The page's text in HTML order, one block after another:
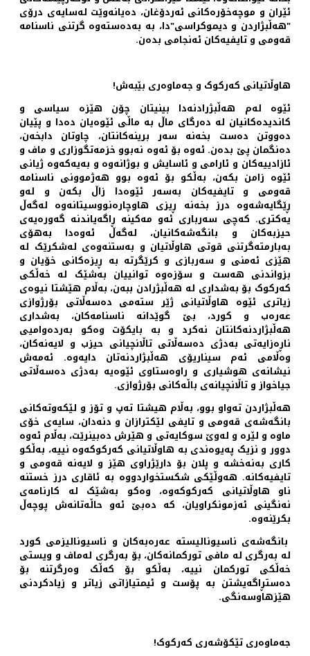
ئێران و موچەخۆرەکانی ئەردۆغان، دەیانەوێت لەسایەی درۆی
"هەڵبژاردن و دیموکراسی"دا، بە بەدەستەوە گرتنی ناسنامە
قەومی و تایفیەکان ئەنجامی بدەن.
هاوڵاتیانی کەرکوک و جەماوەری بێبەش!
ئێوه‌ لەم هەڵبژرادنەدا بینیتان چۆن هێزە سیاسی و
کاندیده‌کانیان لە دەرگای ماڵ بە ماڵی ئێوه‌یان دەدا و پێیان
دەووتن دەست بخەنە سەر برینەکانتان، چاوتان دابخەن،
دەنگمان پێ بدەن. ئەوە بۆ ئەوە نەبوو خزمەتگوزاری و ماف و
ئازادییەکان و ئارامی و ئاسایش و بوژانەوە و بەیەکەوە ژیانی
ئێوه‌ زامن بکەن، بەڵکو بۆ ئەوە بوو هەژموونی ناسنامە
قەومی و تایفیەکان بەسەر ئێوه‌دا زاڵ بکەن و لەو
ڕێگایەشەوە درز بخەنە ڕیزی هاوچارەنووسیتانەوە لەگەڵ
یەکتری. کەچی سەرباری ئەو مەکینە ڕاگەیاندنە گەورەیەی
حیزبەکان و بانگەشەکانیان، لەگەڵ ئەوەدا بەهۆی
بەبارمتەگرتنی قوتی هاوڵاتیان و بەستنەوەی لەشکرێک لە
هێزی ئەمنی و سەربازی و کرێگرتە بە ڕیزەکانی خۆیان و
بزواندنی هەست و سۆزەوە توانییان بەشێک لە خەڵکی
کەرکوک بۆ بەشداری لە هەڵبژرادن ببه‌ن، بەڵام هێشتا نیوەی
زیاتری ئێوه‌ هاوڵاتیانی ژێر ستەمی دەسەڵاتی بۆرژوازی
عەرەب و کورد، بێ گوێدانە ناسنامەکان، بەشداری
هەڵبژاردنەکانتان نەکرد و بە بایکۆت وەکو بەردەوامیی
ناڕەزایەتی بەدژی دەسەڵاتی تاڵانچیانی حیزب و لایەنەکان،
وەڵامی ئەم سیناریۆی هەڵبژاردنەتان دایەوە. ئەمەش
نیشانەی هوشیاری و راوەستاوی ئێوه‌یە بەدژی دەسەڵاتی
جیاخواز و تاڵانچیانەی باڵەکانی بۆرژوازی.
هەڵبژاردن تەواو بوو، بەڵام هیشتا تەپ و تۆز و لێکەوتەکانی
بانگەشەی قەومی و تایفی لێكترازان و دنەدان، سایەی خۆی
ماوە و لێرە و لەوێ سوکایەتی و هێرش دەبینرێت، بەڵام ئەوە
دوور و نزیک پەیوەندی بە هاوڵاتیانی کەرکوکەوە نییە، بەڵکو
کاری بەنەخشە و پلان بۆ دارێژراوی ‌هێز و لایەنە قەومی و
تایفیەکانه‌. هەوڵێکی شکستخواردووە بە ئاقاری درز خستنە
ناو هاوڵاتیانی کەرکوکەوە، وەکو بەشێک لە کارنامەی
نەنگینی ئەزمونکراویان، کە دەبێ ئەو حاڵەتانەش پوچەڵ
بکرێنەوە.
بانگەشەی ناسیونالیستە عەرەبەکان و ناسیونالیزمی کورد
لە بەرگری لە مافی تورکمانەکان، بۆ بەرگری لەماف و ویستی
خەڵکی تورکمان نییە، بەڵکو بۆ کەڵک وەرگرتنە بۆ
دەستڕاگەیشتن بە پۆست و ئیمتیازاتی زیاتر و زیادکردنی
هێزهاوسه‌نگی.
جەماوەری تێکۆشەری کەرکوک!